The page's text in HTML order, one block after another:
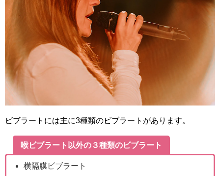
ビブラートには主に3種類のビブラートがあります。
喉ビブラート以外の３種類のビブラート
横隔膜ビブラート